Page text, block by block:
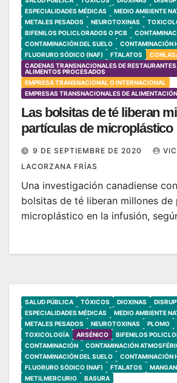
ESPECIALIDADES MÉDICAS
MEDIO AMBIENTE
METALES PESADOS
NEUROTOXINAS
BIFENILOS POLICLORADOS O PCB
CONTAMINACIÓN DEL SUELO
CONTAMINACIÓN
FLUORURO SÓDICO (NAF)
FTALATOS
CADENAS TRANSNACIONALES DE
ALIMENTOS PROCESADOS
EMPRESA TRANSNACIONAL O INTERNACIONAL
EMPRESAS TRANSNACIONALES DE ALIMENTACIÓN
Las bolsitas de té liberan
partículas de microplástico
9 DE SEPTIEMBRE DE 2020
LACORZANA FRÍAS
Una investigación canadiense
bolsitas de té liberan millones de
microplástico en la infusión,
SALUD PÚBLICA TÓXICOS DIOXINAS
ESPECIALIDADES MÉDICAS
MEDIO AMBIENTE
METALES PESADOS
NEUROTOXINAS PLOMO
TOXICOLOGÍA
ARSÉNICO
BIFENILOS
CONTAMINACIÓN
CONTAMINACIÓN
CONTAMINACIÓN DEL SUELO
CONTAMINACIÓN
FLUORURO SÓDICO (NAF)
FTALATOS
METILMERCURIO
BASURA